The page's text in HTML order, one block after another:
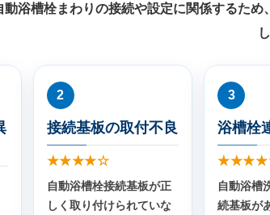
動浴槽栓まわりの接続や設定に関係するた
2
接続基板の取付不良
★★★★☆
自動浴槽栓接続基板が正
しく取り付けられていな
3
浴槽栓
自動浴槽
続基板が